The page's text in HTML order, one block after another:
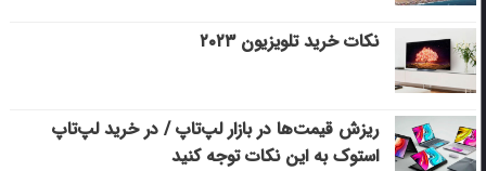
نکات خرید تلویزیون ۲۰۲۳
ریزش قیمت‌ها در بازار لپ‌تاپ / در خرید لپ‌تاپ
استوک به این نکات توجه کنید